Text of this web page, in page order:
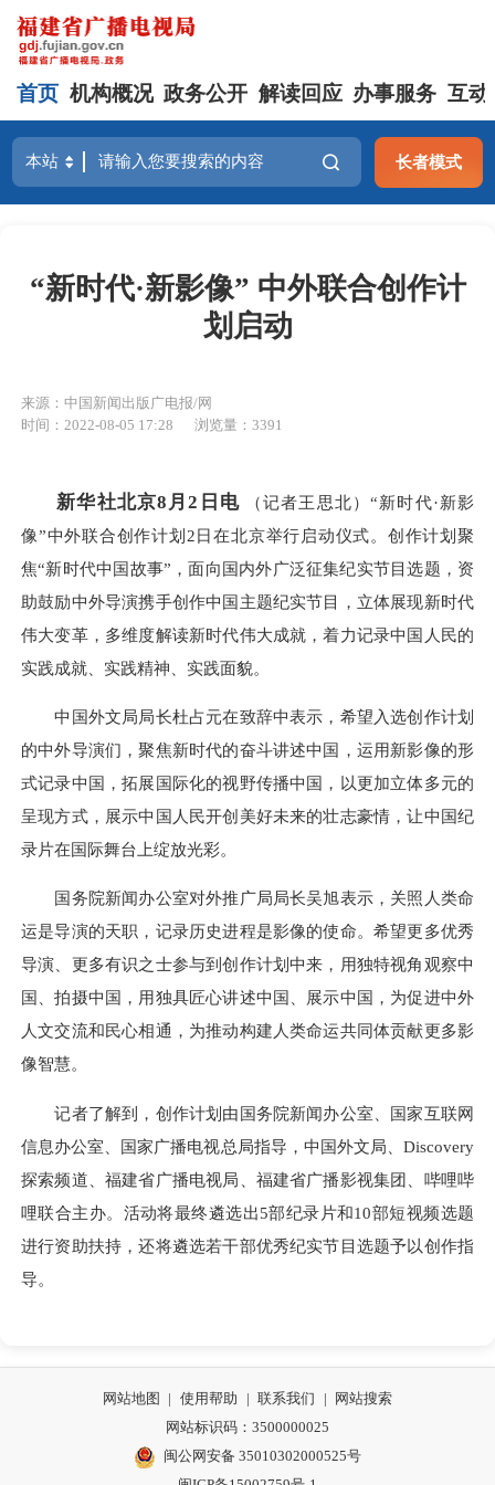
首页 机构概况 政务公开 解读回应 办事服务 互动
长者模式
“新时代·新影像” 中外联合创作计
划启动
来源：中国新闻出版广电报/网
时间：2022-08-05 17:28
浏览量：3391
新华社北京8月2日电（记者王思北）“新时代·新影
像”中外联合创作计划2日在北京举行启动仪式。创作计划聚
焦“新时代中国故事”，面向国内外广泛征集纪实节目选题，资
助鼓励中外导演携手创作中国主题纪实节目，立体展现新时代
伟大变革，多维度解读新时代伟大成就，着力记录中国人民的
实践成就、实践精神、实践面貌。
中国外文局局长杜占元在致辞中表示，希望入选创作计划
的中外导演们，聚焦新时代的奋斗讲述中国，运用新影像的形
式记录中国，拓展国际化的视野传播中国，以更加立体多元的
呈现方式，展示中国人民开创美好未来的壮志豪情，让中国纪
录片在国际舞台上绽放光彩。
国务院新闻办公室对外推广局局长吴旭表示，关照人类命
运是导演的天职，记录历史进程是影像的使命。希望更多优秀
导演、更多有识之士参与到创作计划中来，用独特视角观察中
国、拍摄中国，用独具匠心讲述中国、展示中国，为促进中外
人文交流和民心相通，为推动构建人类命运共同体贡献更多影
像智慧。
记者了解到，创作计划由国务院新闻办公室、国家互联网
信息办公室、国家广播电视总局指导，中国外文局、Discovery
探索频道、福建省广播电视局、福建省广播影视集团、哔哩哔
哩联合主办。活动将最终遴选出5部纪录片和10部短视频选题
进行资助扶持，还将遴选若干部优秀纪实节目选题予以创作指
导。
网站地图 | 使用帮助 | 联系我们 |
网站搜索
网站标识码：3500000025
闽公网安备 35010302000525号